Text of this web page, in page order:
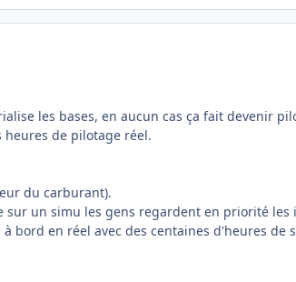
les bases, en aucun cas ça fait devenir
heures de pilotage réel.
du carburant).
sur un simu les gens regardent en priorité les
en réel avec des centaines d'heures de